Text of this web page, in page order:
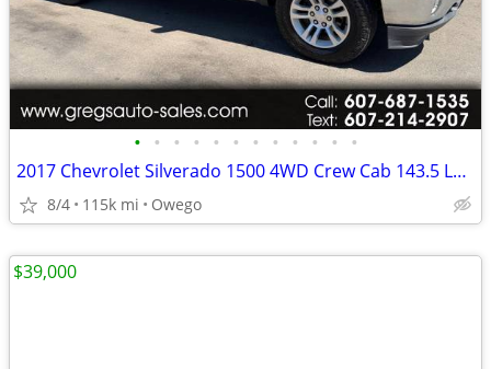
• • • • • • • • • • • •
2017 Chevrolet Silverado 1500 4WD Crew Cab 143.5 LT w/1LT
8/4 115k mi Owego
$39,000